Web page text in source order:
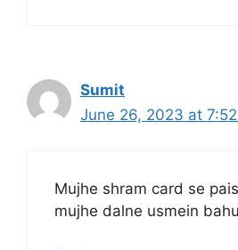
Sumit
June 26, 2023 at
Mujhe shram card se
mujhe dalne usmein